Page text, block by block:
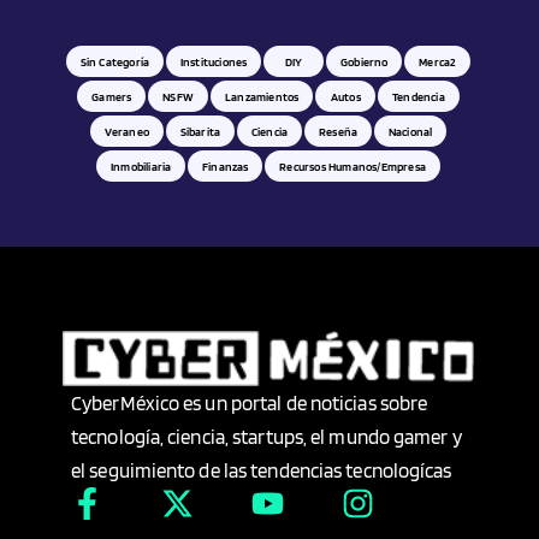
Health
Historia
Idiomas
Imágen y sonido
Industria
Sin Categoría Instituciones DIY Gobierno Merca2
Gamers NSFW Lanzamientos Autos Tendencia
Veraneo Sibarita Ciencia Reseña Nacional
Inmobiliaria Finanzas Recursos Humanos/empresa
CyberMéxico es un portal de noticias sobre
tecnología, ciencia, startups, el mundo gamer y
el seguimiento de las tendencias tecnologícas